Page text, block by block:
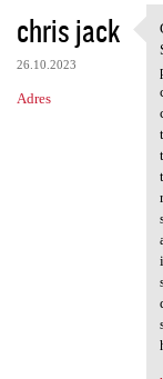
chris jack
26.10.2023
Adres